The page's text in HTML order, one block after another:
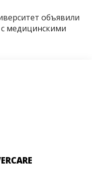
объявили
медицинскими